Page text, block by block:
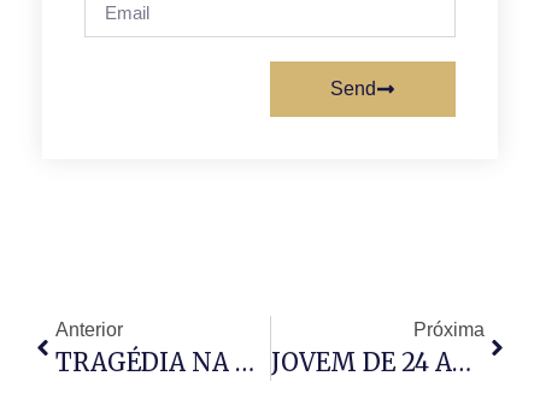
Send
Anterior
TRAGÉDIA NA NIGÉRIA
Próxima
JOVEM DE 24 ANOS É NOMEADO AO CARGO DE DIRECTOR